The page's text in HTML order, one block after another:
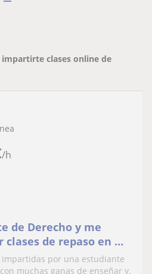
clases online de
/h
de Derecho y me
de repaso en mi
una persona
impartidas por una estudiante
muchas ganas de enseñar y,